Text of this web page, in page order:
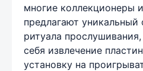
многие коллекционеры
предлагают уникальный
ритуала
себя извлечение
установку на